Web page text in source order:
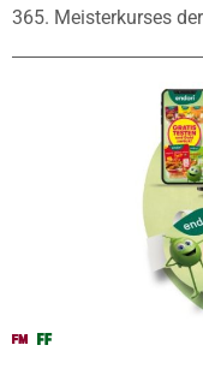
365. Meisterkurses